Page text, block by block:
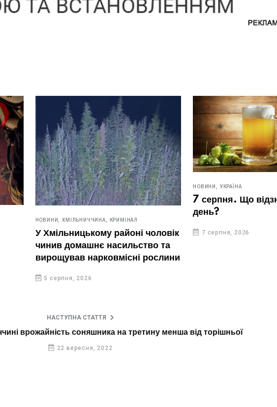
ХМІЛЬНИЧЧИНА, КРИМІНАЛ
У Хмільницькому районі чоловік
чинив домашнє насильство та
вирощував нарковмісні рослини
5 серпня, 2026
НОВИНИ, УКРАЇНА
7 серпня. Що
7 серпня, 2026
НАСТУПНА СТАТТЯ
врожайність соняшника на третину менша від торішньої
22 вересня, 2022